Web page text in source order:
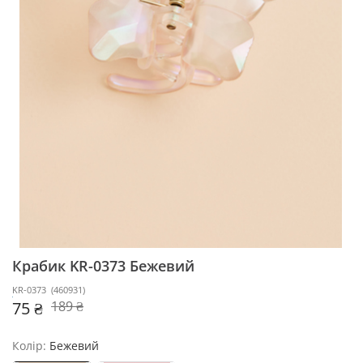
Крабик KR-0373 Бежевий
KR-0373 (460931)
75 ₴ 189 ₴
Колір: Бежевий